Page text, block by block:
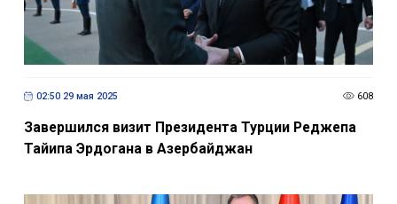
02:50 29 мая 2025 608
Завершился визит Президента Турции Реджепа
Тайипа Эрдогана в Азербайджан